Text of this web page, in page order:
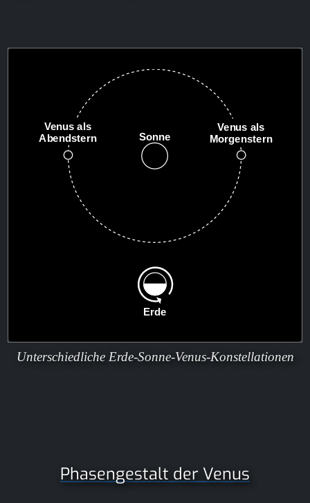
Unterschiedliche Erde-Sonne-Venus-Konstellationen
Phasengestalt der Venus